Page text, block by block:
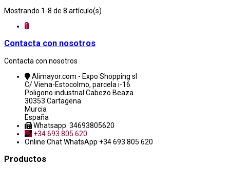
Mostrando 1-8 de 8 artículo(s)
1
Contacta con nosotros
Contacta con nosotros
Alimayor.com - Expo Shopping sl
C/ Viena-Estocolmo, parcela i-16
Poligono industrial Cabezo Beaza
30353 Cartagena
Murcia
España
Whatsapp: 34693805620
+34 693 805 620
Online ChatWhatsApp +34 693 805 620
Productos